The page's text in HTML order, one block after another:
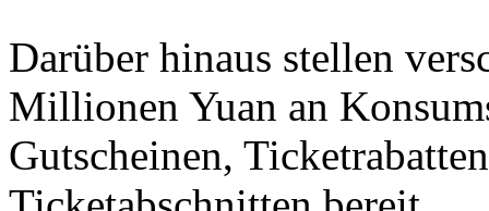
Darüber hinaus stellen
Millionen Yuan an
Gutscheinen,